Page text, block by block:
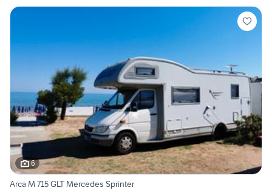
6
Arca M 715 GLT Mercedes Sprinter